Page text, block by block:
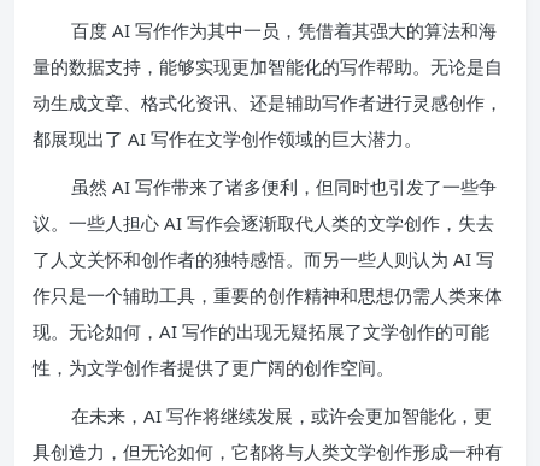
百度 AI 写作作为其中一员，凭借着其强大的算法和海
量的数据支持，能够实现更加智能化的写作帮助。无论是自
动生成文章、格式化资讯、还是辅助写作者进行灵感创作，
都展现出了 AI 写作在文学创作领域的巨大潜力。
虽然 AI 写作带来了诸多便利，但同时也引发了一些争
议。一些人担心 AI 写作会逐渐取代人类的文学创作，失去
了人文关怀和创作者的独特感悟。而另一些人则认为 AI 写
作只是一个辅助工具，重要的创作精神和思想仍需人类来体
现。无论如何，AI 写作的出现无疑拓展了文学创作的可能
性，为文学创作者提供了更广阔的创作空间。
在未来，AI 写作将继续发展，或许会更加智能化，更
具创造力，但无论如何，它都将与人类文学创作形成一种有